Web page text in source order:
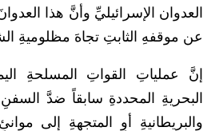
العدوان الإسرائيليِّ وأنَّ هذا
عن موقفهِ الثابتِ تجاهَ مظلوميةِ
إنَّ عملياتِ القواتِ المسلحةِ
البحريةِ المحددةِ سابقاً ضدَّ السفنِ
والبريطانيةِ أوِ المتجهةِ إلى